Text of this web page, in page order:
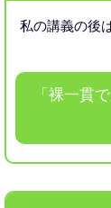
私の講義の後
「裸一貫